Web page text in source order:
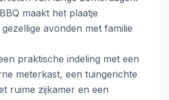
maakt het plaatje
avonden met familie
praktische indeling met een
meterkast, een tuingerichte
ruime zijkamer en een